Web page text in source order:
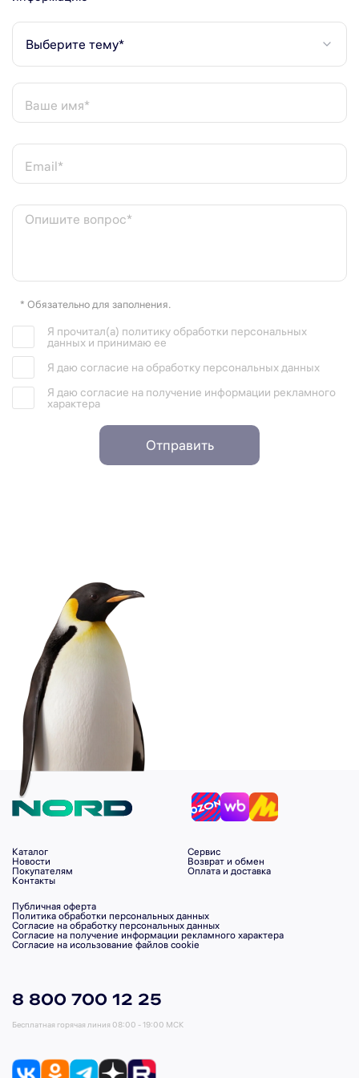
Выберите тему*
Ваше имя*
Email*
Опишите вопрос*
* Обязательно для заполнения.
Я прочитал(а) политику обработки персональных
данных и принимаю ее
Я даю согласие на обработку персональных данных
Я даю согласие на получение информации рекламного
характера
Отправить
Каталог
Новости
Покупателям
Контакты
Сервис
Возврат и обмен
Оплата и доставка
Публичная оферта
Политика обработки персональных данных
Согласие на обработку персональных данных
Согласие на получение информации рекламного характера
Согласие на исользование файлов cookie
8 800 700 12 25
Бесплатная горячая линия 08:00 - 19:00 МСК